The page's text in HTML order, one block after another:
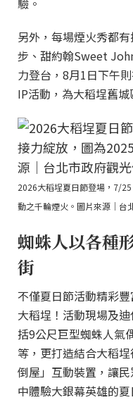
驗。
另外，每場煙火秀都
步、甜約翰Sweet
力登台，8月1日下午
IP活動，為大稻埕舊城
2026大稻埕夏日節登場，7/
動之千輪煙火。圖片來源｜台
蜘蛛人以各種
街
不僅夏日節活動精彩
大稻埕！活動現場及
括9公尺巨型蜘蛛人氣
等，更打造結合大稻
倒屋」互動裝置，讓
中體驗大銀幕英雄的夏